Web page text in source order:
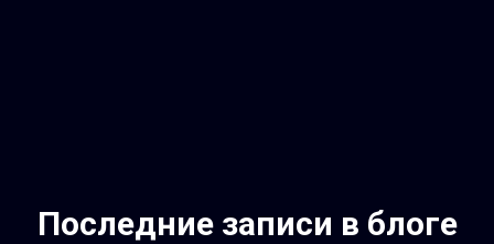
Последние записи в блоге